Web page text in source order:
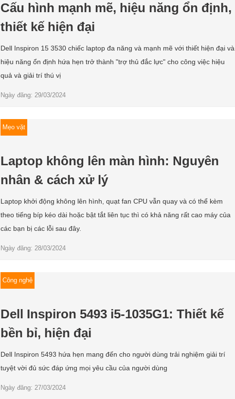
Cấu hình mạnh mẽ, hiệu năng ổn định,
thiết kế hiện đại
Dell Inspiron 15 3530 chiếc laptop đa năng và mạnh mẽ với thiết hiện đại và
hiệu năng ổn định hứa hẹn trở thành "trợ thủ đắc lực" cho công việc hiệu
quả và giải trí thú vị
Ngày đăng: 29/03/2024
Mẹo vặt
Laptop không lên màn hình: Nguyên
nhân & cách xử lý
Laptop khởi động không lên hình, quạt fan CPU vẫn quay và có thể kèm
theo tiếng bíp kéo dài hoặc bật tắt liên tục thì có khả năng rất cao máy của
các bạn bị các lỗi sau đây.
Ngày đăng: 28/03/2024
Công nghệ
Dell Inspiron 5493 i5-1035G1: Thiết kế
bền bỉ, hiện đại
Dell Inspiron 5493 hứa hẹn mang đến cho người dùng trải nghiệm giải trí
tuyệt vời đủ sức đáp ứng mọi yêu cầu của người dùng
Ngày đăng: 27/03/2024